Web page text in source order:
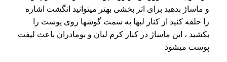
و ماساژ بدهید برای اثر بخشی بهتر میتوانید انگشت اشاره
را حلقه کنید از کنار لبها به سمت گوشها روی پوست را
بکشید ، این ماساژ در کنار کرم لیان و بومادران باعث لیفت
پوست میشود